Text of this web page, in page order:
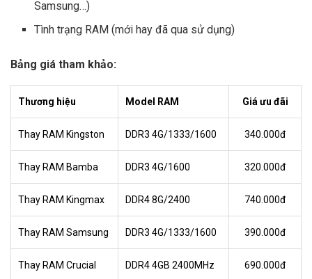
Samsung…)
Tình trạng RAM (mới hay đã qua sử dụng)
Bảng giá tham khảo:
Thương hiệu Model RAM Giá ưu đãi
Thay RAM Kingston DDR3 4G/1333/1600 340.000đ
Thay RAM Bamba DDR3 4G/1600 320.000đ
Thay RAM Kingmax DDR4 8G/2400 740.000đ
Thay RAM Samsung DDR3 4G/1333/1600 390.000đ
Thay RAM Crucial DDR4 4GB 2400MHz 690.000đ